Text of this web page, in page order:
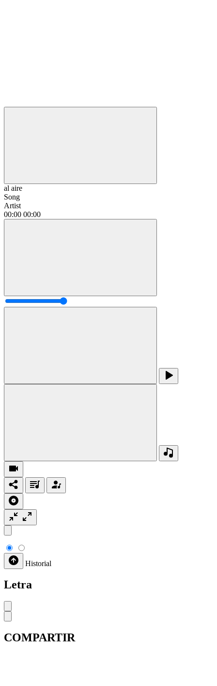
al aire
Song
Artist
00:00 00:00
Historial
Letra
COMPARTIR